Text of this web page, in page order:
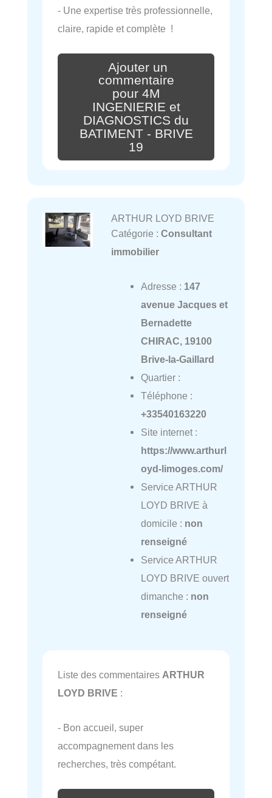
- Une expertise très professionnelle,
claire, rapide et complète !
Ajouter un
commentaire
pour 4M
INGENIERIE et
DIAGNOSTICS du
BATIMENT - BRIVE
19
ARTHUR LOYD BRIVE
Catégorie : Consultant
immobilier
Adresse : 147
avenue Jacques et
Bernadette
CHIRAC, 19100
Brive-la-Gaillard
Quartier :
Téléphone :
+33540163220
Site internet :
https://www.arthurl
oyd-limoges.com/
Service ARTHUR
LOYD BRIVE à
domicile : non
renseigné
Service ARTHUR
LOYD BRIVE ouvert
dimanche : non
renseigné
Liste des commentaires ARTHUR
LOYD BRIVE :
- Bon accueil, super
accompagnement dans les
recherches, très compétant.